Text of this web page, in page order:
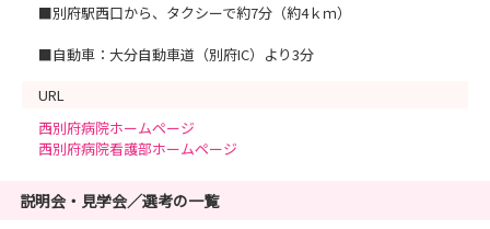
■別府駅西口から、タクシーで約7分（約4ｋｍ）
■自動車：大分自動車道（別府IC）より3分
URL
西別府病院ホームページ
西別府病院看護部ホームページ
説明会・見学会／選考の一覧